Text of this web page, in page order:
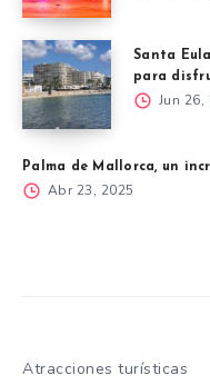
Santa
para
Jun 26,
Palma de Mallorca, un
Abr 23, 2025
Atracciones turísticas